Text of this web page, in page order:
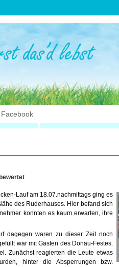
Facebook
Lauf am 18.07.nachmittags ging es
des Ruderhauses. Hier befand sich
konnten es kaum erwarten, ihre
dagegen waren zu dieser Zeit noch
war mit Gästen des Donau-Festes.
Zunächst reagierten die Leute etwas
hinter die Absperrungen bzw.